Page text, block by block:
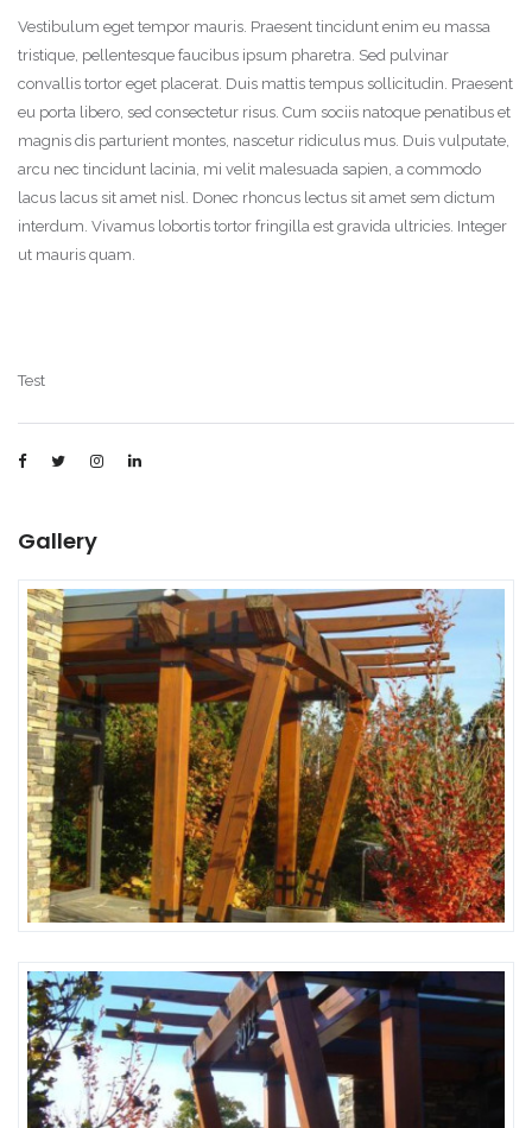
Vestibulum eget tempor mauris. Praesent tincidunt enim eu massa
tristique, pellentesque faucibus ipsum pharetra. Sed pulvinar
convallis tortor eget placerat. Duis mattis tempus sollicitudin. Praesent
eu porta libero, sed consectetur risus. Cum sociis natoque penatibus et
magnis dis parturient montes, nascetur ridiculus mus. Duis vulputate,
arcu nec tincidunt lacinia, mi velit malesuada sapien, a commodo
lacus lacus sit amet nisl. Donec rhoncus lectus sit amet sem dictum
interdum. Vivamus lobortis tortor fringilla est gravida ultricies. Integer
ut mauris quam.
Test
Gallery
Remember me
Sign In